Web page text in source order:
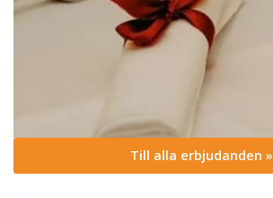
Till alla erbjudanden »